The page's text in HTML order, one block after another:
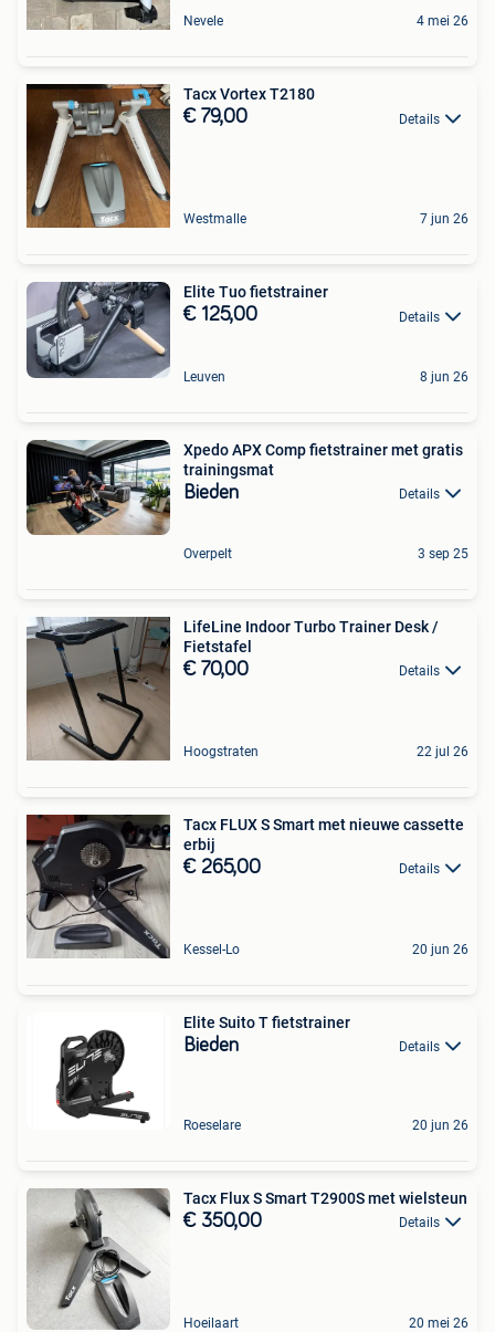
Nevele 4 mei 26
Tacx Vortex T2180
€ 79,00 Details
Westmalle 7 jun 26
Elite Tuo fietstrainer
€ 125,00 Details
Leuven 8 jun 26
Xpedo APX Comp fietstrainer met gratis
trainingsmat
Bieden Details
Overpelt 3 sep 25
LifeLine Indoor Turbo Trainer Desk /
Fietstafel
€ 70,00 Details
Hoogstraten 22 jul 26
Tacx FLUX S Smart met nieuwe cassette
erbij
€ 265,00 Details
Kessel-Lo 20 jun 26
Elite Suito T fietstrainer
Bieden Details
Roeselare 20 jun 26
Tacx Flux S Smart T2900S met wielsteun
€ 350,00 Details
Hoeilaart 20 mei 26